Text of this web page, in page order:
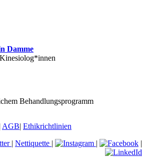
Damme
Behandlungsprogramm
AGB| Ethikrichtlinien
| Nettiquette | | |